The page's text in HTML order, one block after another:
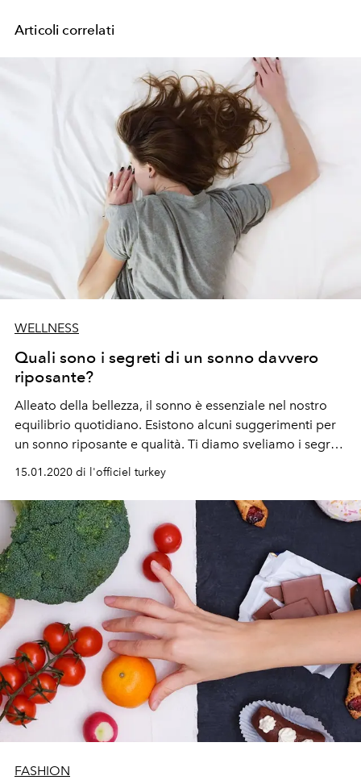
Articoli correlati
WELLNESS
Quali sono i segreti di un sonno davvero
riposante?
Alleato della bellezza, il sonno è essenziale nel nostro
equilibrio quotidiano. Esistono alcuni suggerimenti per
un sonno riposante e qualità. Ti diamo sveliamo i segreti
per affondare tra le braccia di Morfeo.
15.01.2020 di l'officiel turkey
FASHION